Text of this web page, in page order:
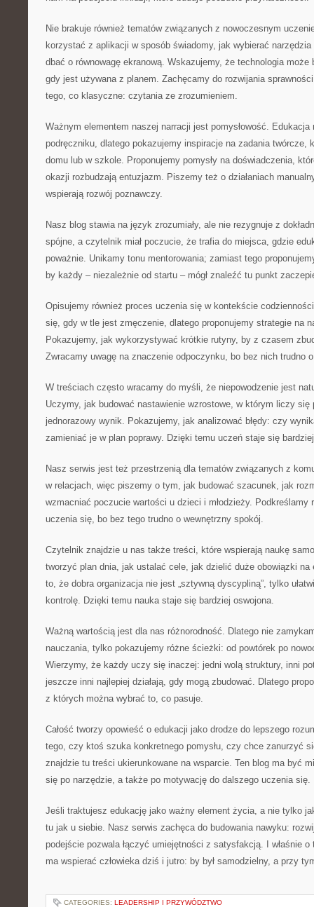
Nie brakuje również tematów związanych z nowoczesnym
korzystać z aplikacji w sposób świadomy, jak wybierać
dbać o równowagę ekranową. Wskazujemy, że technologia
gdy jest używana z planem. Zachęcamy do rozwijania
tego, co klasyczne: czytania ze zrozumieniem.
Ważnym elementem naszej narracji jest pomysłowość.
podręczniku, dlatego pokazujemy inspiracje na zadania twórcze,
domu lub w szkole. Proponujemy pomysły na doświadczenia,
okazji rozbudzają entuzjazm. Piszemy też o działaniach
wspierają rozwój poznawczy.
Nasz blog stawia na język zrozumiały, ale nie rezygnuje z
spójne, a czytelnik miał poczucie, że trafia do miejsca, gdzie
poważnie. Unikamy tonu mentorowania; zamiast tego
by każdy – niezależnie od startu – mógł znaleźć tu punkt
Opisujemy również proces uczenia się w kontekście
się, gdy w tle jest zmęczenie, dlatego proponujemy strategie na
Pokazujemy, jak wykorzystywać krótkie rutyny, by z czasem
Zwracamy uwagę na znaczenie odpoczynku, bo bez nich trudno
W treściach często wracamy do myśli, że niepowodzenie jest
Uczymy, jak budować nastawienie wzrostowe, w którym liczy się
jednorazowy wynik. Pokazujemy, jak analizować błędy: czy
zamieniać je w plan poprawy. Dzięki temu uczeń staje się
Nasz serwis jest też przestrzenią dla tematów związanych z
w relacjach, więc piszemy o tym, jak budować szacunek, jak
wzmacniać poczucie wartości u dzieci i młodzieży. Podkreślamy
uczenia się, bo bez tego trudno o wewnętrzny spokój.
Czytelnik znajdzie u nas także treści, które wspierają naukę
tworzyć plan dnia, jak ustalać cele, jak dzielić duże obowiązki na
to, że dobra organizacja nie jest „sztywną dyscypliną”, tylko
kontrolę. Dzięki temu nauka staje się bardziej oswojona.
Ważną wartością jest dla nas różnorodność. Dlatego nie
nauczania, tylko pokazujemy różne ścieżki: od powtórek po
Wierzymy, że każdy uczy się inaczej: jedni wolą struktury, inni
jeszcze inni najlepiej działają, gdy mogą zbudować. Dlatego
z których można wybrać to, co pasuje.
Całość tworzy opowieść o edukacji jako drodze do lepszego
tego, czy ktoś szuka konkretnego pomysłu, czy chce zanurzyć
znajdzie tu treści ukierunkowane na wsparcie. Ten blog ma być
się po narzędzie, a także po motywację do dalszego uczenia się.
Jeśli traktujesz edukację jako ważny element życia, a nie tylko
tu jak u siebie. Nasz serwis zachęca do budowania nawyku:
podejście pozwala łączyć umiejętności z satysfakcją. I właśnie
ma wspierać człowieka dziś i jutro: by był samodzielny, a przy
CATEGORIES: LEADERSHIP I PRZYWÓDZTWO